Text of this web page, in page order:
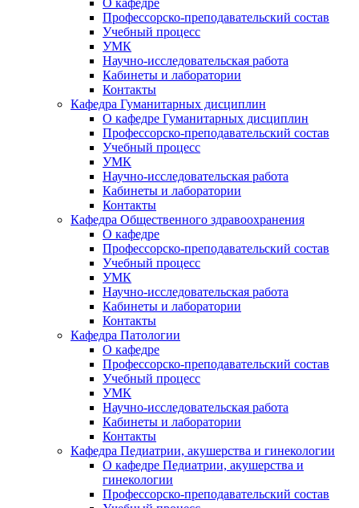
О кафедре
Профессорско-преподавательский состав
Учебный процесс
УМК
Научно-исследовательская работа
Кабинеты и лаборатории
Контакты
Кафедра Гуманитарных дисциплин
О кафедре Гуманитарных дисциплин
Профессорско-преподавательский состав
Учебный процесс
УМК
Научно-исследовательская работа
Кабинеты и лаборатории
Контакты
Кафедра Общественного здравоохранения
О кафедре
Профессорско-преподавательский состав
Учебный процесс
УМК
Научно-исследовательская работа
Кабинеты и лаборатории
Контакты
Кафедра Патологии
О кафедре
Профессорско-преподавательский состав
Учебный процесс
УМК
Научно-исследовательская работа
Кабинеты и лаборатории
Контакты
Кафедра Педиатрии, акушерства и гинекологии
О кафедре Педиатрии, акушерства и
гинекологии
Профессорско-преподавательский состав